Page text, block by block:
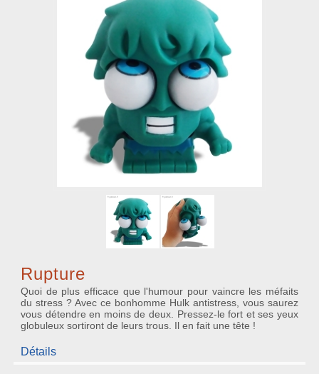
Rupture
Quoi de plus efficace que l'humour pour vaincre les méfaits
du stress ? Avec ce bonhomme Hulk antistress, vous saurez
vous détendre en moins de deux. Pressez-le fort et ses yeux
globuleux sortiront de leurs trous. Il en fait une tête !
Détails